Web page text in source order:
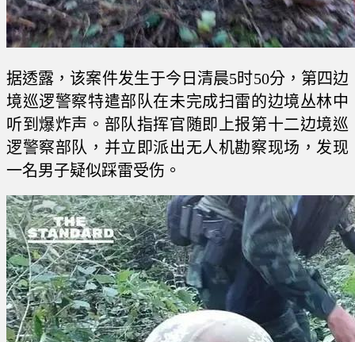
据透露，该案件发生于今日清晨5时50分，第四边
境巡逻警察特遣部队在未完成扫雷的边境丛林中
听到爆炸声。部队指挥官随即上报第十二边境巡
逻警察部队，并立即派出无人机勘察现场，发现
一名男子疑似踩雷受伤。